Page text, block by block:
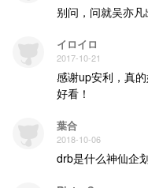
别问，问就吴亦
イロイロ
2017-10-21
感谢up安利，真
好看！
葉合
2018-10-06
drb是什么神仙企